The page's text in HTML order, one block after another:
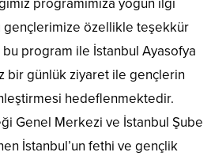
programımıza yoğun ilgi
gençlerimize özellikle teşekkür
program ile İstanbul Ayasofya
bir günlük ziyaret ile gençlerin
hedeflenmektedir.
Genel Merkezi ve İstanbul Şube
İstanbul’un fethi ve gençlik